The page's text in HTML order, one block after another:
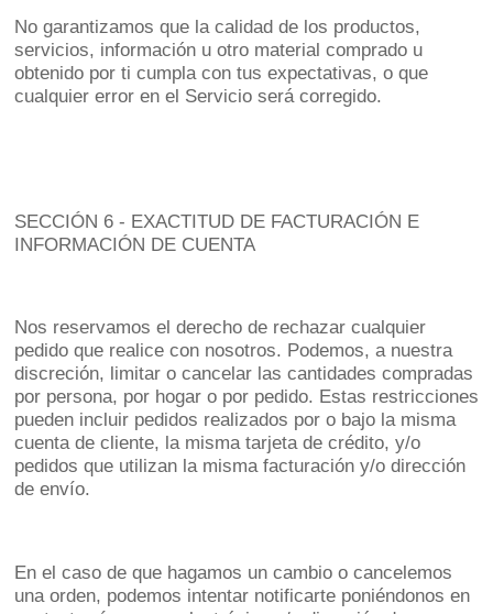
No garantizamos que la calidad de los productos,
servicios, información u otro material comprado u
obtenido por ti cumpla con tus expectativas, o que
cualquier error en el Servicio será corregido.
SECCIÓN 6 - EXACTITUD DE FACTURACIÓN E
INFORMACIÓN DE CUENTA
Nos reservamos el derecho de rechazar cualquier
pedido que realice con nosotros. Podemos, a nuestra
discreción, limitar o cancelar las cantidades compradas
por persona, por hogar o por pedido. Estas restricciones
pueden incluir pedidos realizados por o bajo la misma
cuenta de cliente, la misma tarjeta de crédito, y/o
pedidos que utilizan la misma facturación y/o dirección
de envío.
En el caso de que hagamos un cambio o cancelemos
una orden, podemos intentar notificarte poniéndonos en